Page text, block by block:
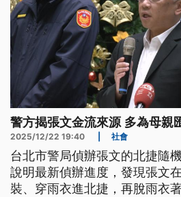
警方揭張文金流來源 多為母親
2025/12/22 19:40 社會
台北市警局偵辦張文的北捷隨
說明最新偵辦進度，發現張文
裝、穿雨衣進北捷，再脫雨衣